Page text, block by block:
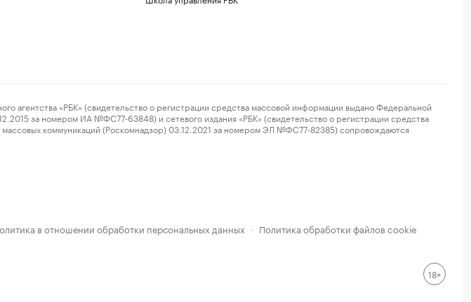
«РБК» (свидетельство о регистрации средства массовой информации выдано Федеральной
за номером ИА №ФС77-63848) и сетевого издания «РБК» (свидетельство о регистрации средства
коммуникаций (Роскомнадзор) 03.12.2021 за номером ЭЛ №ФС77-82385) сопровождаются
в отношении обработки персональных данных · Политика обработки файлов cookie
18+